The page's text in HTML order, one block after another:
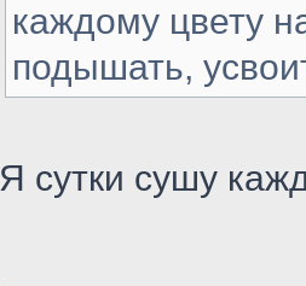
каждому цвету
подышать,
Я сутки сушу